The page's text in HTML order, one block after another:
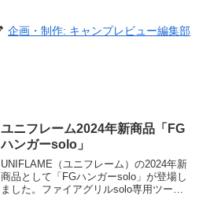
企画・制作: キャンプレビュー編集部
ユニフレーム2024年新商品「FG
ハンガーsolo」
UNIFLAME（ユニフレーム）の2024年新
商品として「FGハンガーsolo」が登場し
ました。ファイアグリルsolo専用ツール